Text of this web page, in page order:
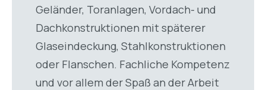
Geländer, Toranlagen, Vordach- und
Dachkonstruktionen mit späterer
Glaseindeckung, Stahlkonstruktionen
oder Flanschen. Fachliche Kompetenz
und vor allem der Spaß an der Arbeit